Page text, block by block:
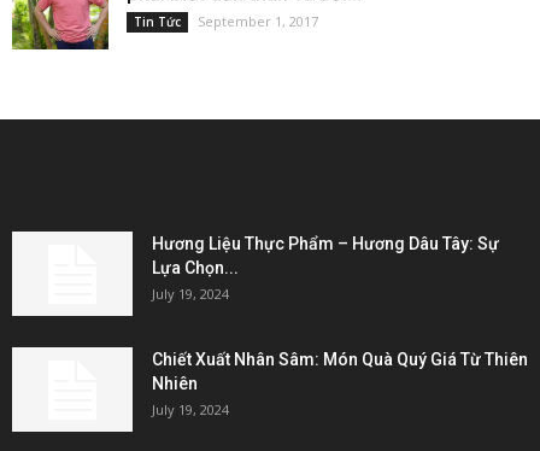
Tin Tức September 1, 2017
Hương Liệu Thực Phẩm – Hương Dâu Tây: Sự
Lựa Chọn...
July 19, 2024
Chiết Xuất Nhân Sâm: Món Quà Quý Giá Từ Thiên
Nhiên
July 19, 2024